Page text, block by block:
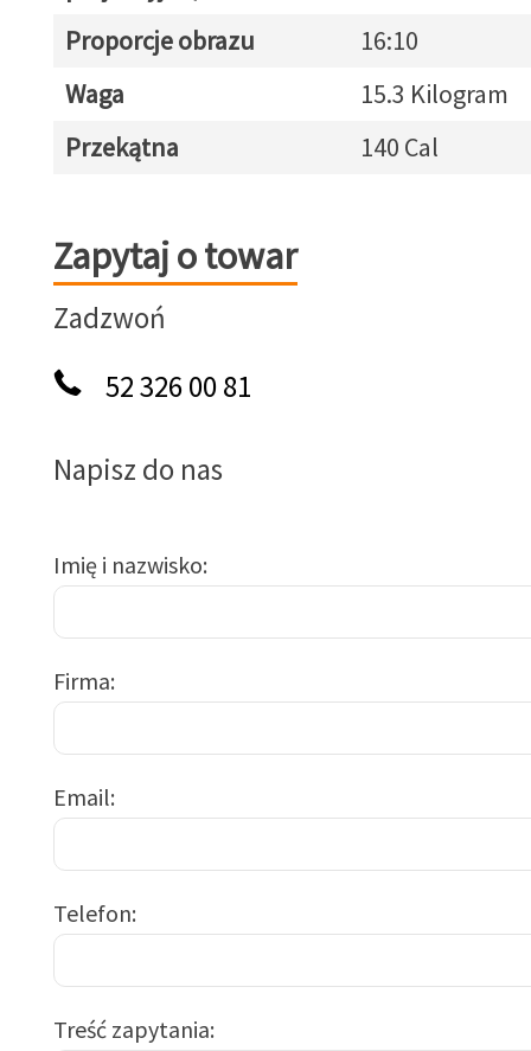
Proporcje obrazu
16:10
Waga
15.3 Kilogram
Przekątna
140 Cal
Zapytaj o towar
Zapytaj o towar
Zadzwoń
52 326 00 81
Napisz do nas
Imię i nazwisko
Firma
Email
Telefon
Treść zapytania